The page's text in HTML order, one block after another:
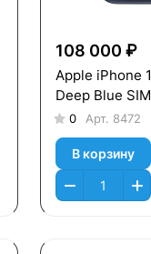
108 000 ₽
Apple iPhone
Deep Blue
0 Арт. 8472
В корзину